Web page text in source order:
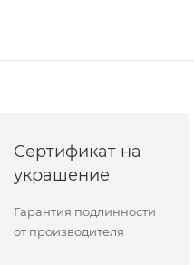
Сертификат на
украшение
Гарантия подлинности
от производителя